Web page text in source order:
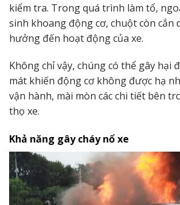
kiểm tra. Trong quá trình làm tổ,
sinh khoang động cơ, chuột còn cắn
hưởng đến hoạt động của xe.
Không chỉ vậy, chúng có thể gây hại
mát khiến động cơ không được hạ
vận hành, mài mòn các chi tiết bên
thọ xe.
Khả năng gây cháy nổ xe